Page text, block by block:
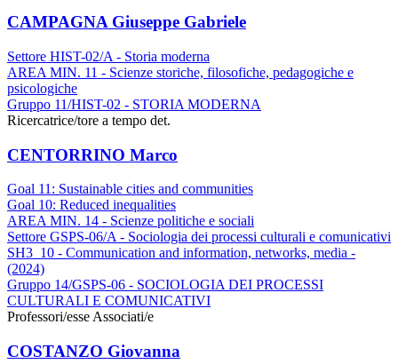
CAMPAGNA Giuseppe Gabriele
Settore HIST-02/A - Storia moderna
AREA MIN. 11 - Scienze storiche, filosofiche, pedagogiche e
psicologiche
Gruppo 11/HIST-02 - STORIA MODERNA
Ricercatrice/tore a tempo det.
CENTORRINO Marco
Goal 11: Sustainable cities and communities
Goal 10: Reduced inequalities
AREA MIN. 14 - Scienze politiche e sociali
Settore GSPS-06/A - Sociologia dei processi culturali e comunicativi
SH3_10 - Communication and information, networks, media -
(2024)
Gruppo 14/GSPS-06 - SOCIOLOGIA DEI PROCESSI
CULTURALI E COMUNICATIVI
Professori/esse Associati/e
COSTANZO Giovanna